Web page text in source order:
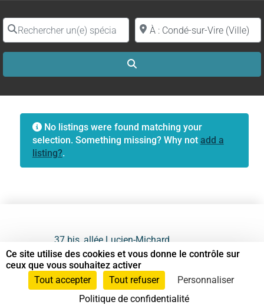
Rechercher un(e) spécialiste par nomProche de (ville ou région)
No listings were found matching your
selection. Something missing? Why not add a
listing?.
37 bis, allée Lucien-Michard
93190 Livry-Gargan
06 61 87 28 09
Ce site utilise des cookies et vous donne le contrôle sur
ceux que vous souhaitez activer
Tout accepter
Tout refuser
Personnaliser
Politique de confidentialité